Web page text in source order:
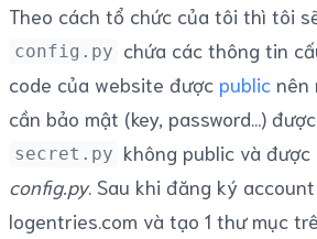
Theo cách tổ chức của tôi thì tôi
config.py chứa các thông tin
code của website được public nên
cần bảo mật (key, password...)
secret.py không public và
config.py. Sau khi đăng ký
logentries.com và tạo 1 thư mục